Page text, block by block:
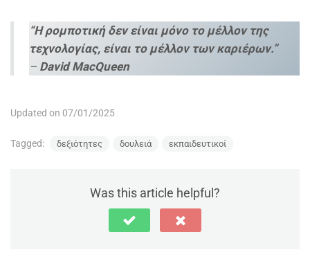
“Η ρομποτική δεν είναι μόνο το μέλλον της
τεχνολογίας, είναι το μέλλον των καριέρων.”
– David MacQueen
Updated on 07/01/2025
Tagged: δεξιότητες δουλειά εκπαιδευτικοί
Was this article helpful?